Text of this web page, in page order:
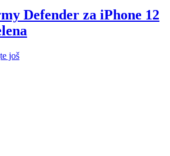
Defender za iPhone 12
još